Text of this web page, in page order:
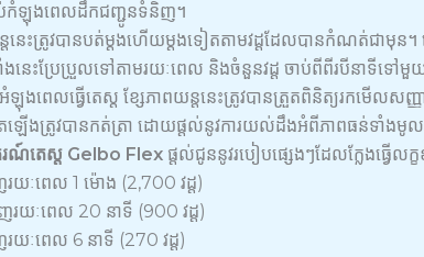
ាប់កំឡុងពេលដឹកជញ្ជូនទំនិញ។
តនេះត្រូវបានបត់ម្តងហើយម្តងទៀតតាមវដ្តដែលបានកំណត់ជាមុន។
ងនេះប្រែប្រួលទៅតាមរយៈពេល និងចំនួនវដ្ត ចាប់ពីពីរបីនាទីទៅ
អំឡុងពេលធ្វើតេស្ត ខ្សែភាពយន្តនេះត្រូវបានត្រួតពិនិត្យរកមើលសញ្
តឡើងត្រូវបានកត់ត្រា ដោយផ្តល់នូវការយល់ដឹងអំពីភាពធន់ទាំងមូល
ណ៍តេស្ត Gelbo Flex ផ្តល់ជូននូវរបៀបផ្សេងៗដែលក្លែងធ្វើលក្
រយៈពេល 1 ម៉ោង (2,700 វដ្ត)
រយៈពេល 20 នាទី (900 វដ្ត)
រយៈពេល 6 នាទី (270 វដ្ត)